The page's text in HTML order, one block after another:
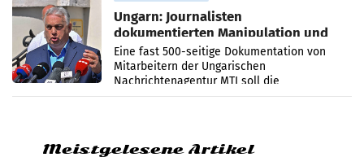
Ungarn: Journalisten
dokumentierten Manipulation und
Zensur
Eine fast 500-seitige Dokumentation von
Mitarbeitern der Ungarischen
Nachrichtenagentur MTI soll die
systematische Nachrichten-Manipulation und
Meistgelesene Artikel